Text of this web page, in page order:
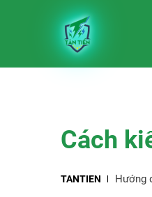
Cách
TANTIEN Hướng